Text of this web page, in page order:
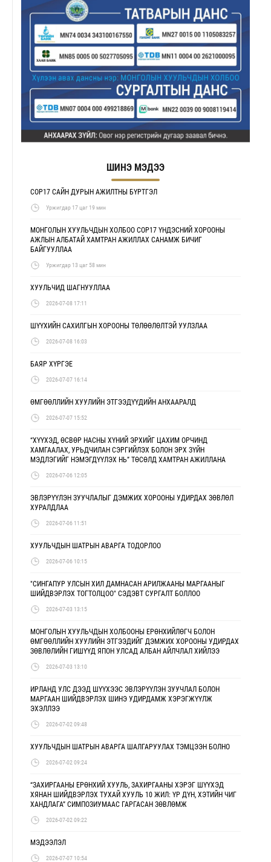
ШИНЭ МЭДЭЭ
COP17 САЙН ДУРЫН АЖИЛТНЫ БҮРТГЭЛ
Уржигдар 17 цаг 19 мин
МОНГОЛЫН ХУУЛЬЧДЫН ХОЛБОО COP17 ҮНДЭСНИЙ ХОРООНЫ
АЖЛЫН АЛБАТАЙ ХАМТРАН АЖИЛЛАХ САНАМЖ БИЧИГ
БАЙГУУЛЛАА
Уржигдар 13 цаг 58 мин
ХУУЛЬЧИД ШАГНУУЛЛАА
2026-07-08 17:11
ШҮҮХИЙН САХИЛГЫН ХОРООНЫ ТӨЛӨӨЛӨЛТЭЙ УУЛЗЛАА
2026-07-08 16:03
БАЯР ХҮРГЭЕ
2026-07-07 16:14
ӨМГӨӨЛЛИЙН ХУУЛИЙН ЭТГЭЭДҮҮДИЙН АНХААРАЛД
2026-07-07 15:52
“ХҮҮХЭД, ӨСВӨР НАСНЫ ХҮНИЙ ЭРХИЙГ ЦАХИМ ОРЧИНД
ХАМГААЛАХ, УРЬДЧИЛАН СЭРГИЙЛЭХ БОЛОН ЭРХ ЗҮЙН
МЭДЛЭГИЙГ НЭМЭГДҮҮЛЭХ НЬ” ТӨСӨЛД ХАМТРАН АЖИЛЛАНА
2026-07-06 12:05
ЭВЛЭРҮҮЛЭН ЗУУЧЛАЛЫГ ДЭМЖИХ ХОРООНЫ УДИРДАХ ЗӨВЛӨЛ
ХУРАЛДЛАА
2026-07-06 11:51
ХУУЛЬЧДЫН ШАТРЫН АВАРГА ТОДОРЛОО
2026-07-06 10:15
"СИНГАПУР УЛСЫН ХИЛ ДАМНАСАН АРИЛЖААНЫ МАРГААНЫГ
ШИЙДВЭРЛЭХ ТОГТОЛЦОО" СЭДЭВТ СУРГАЛТ БОЛЛОО
2026-07-03 13:15
МОНГОЛЫН ХУУЛЬЧДЫН ХОЛБООНЫ ЕРӨНХИЙЛӨГЧ БОЛОН
ӨМГӨӨЛЛИЙН ХУУЛИЙН ЭТГЭЭДИЙГ ДЭМЖИХ ХОРООНЫ УДИРДАХ
ЗӨВЛӨЛИЙН ГИШҮҮД ЯПОН УЛСАД АЛБАН АЙЛЧЛАЛ ХИЙЛЭЭ
2026-07-03 13:10
ИРЛАНД УЛС ДЭЭД ШҮҮХЭЭС ЭВЛЭРҮҮЛЭН ЗУУЧЛАЛ БОЛОН
МАРГААН ШИЙДВЭРЛЭХ ШИНЭ УДИРДАМЖ ХЭРЭГЖҮҮЛЖ
ЭХЭЛЛЭЭ
2026-07-02 09:48
ХУУЛЬЧДЫН ШАТРЫН АВАРГА ШАЛГАРУУЛАХ ТЭМЦЭЭН БОЛНО
2026-07-02 09:24
“ЗАХИРГААНЫ ЕРӨНХИЙ ХУУЛЬ, ЗАХИРГААНЫ ХЭРЭГ ШҮҮХЭД
ХЯНАН ШИЙДВЭРЛЭХ ТУХАЙ ХУУЛЬ 10 ЖИЛ: ҮР ДҮН, ХЭТИЙН ЧИГ
ХАНДЛАГА” СИМПОЗИУМААС ГАРГАСАН ЗӨВЛӨМЖ
2026-07-02 09:22
МЭДЭЭЛЭЛ
2026-07-07 10:54